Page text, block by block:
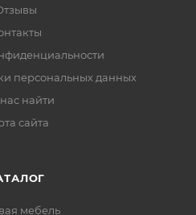
персональных данных
найти
сайта
мебель